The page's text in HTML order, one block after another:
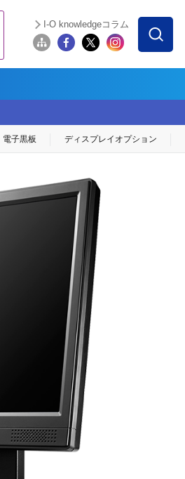
I-O knowledgeコラム
電子黒板 ディスプレイ オプション